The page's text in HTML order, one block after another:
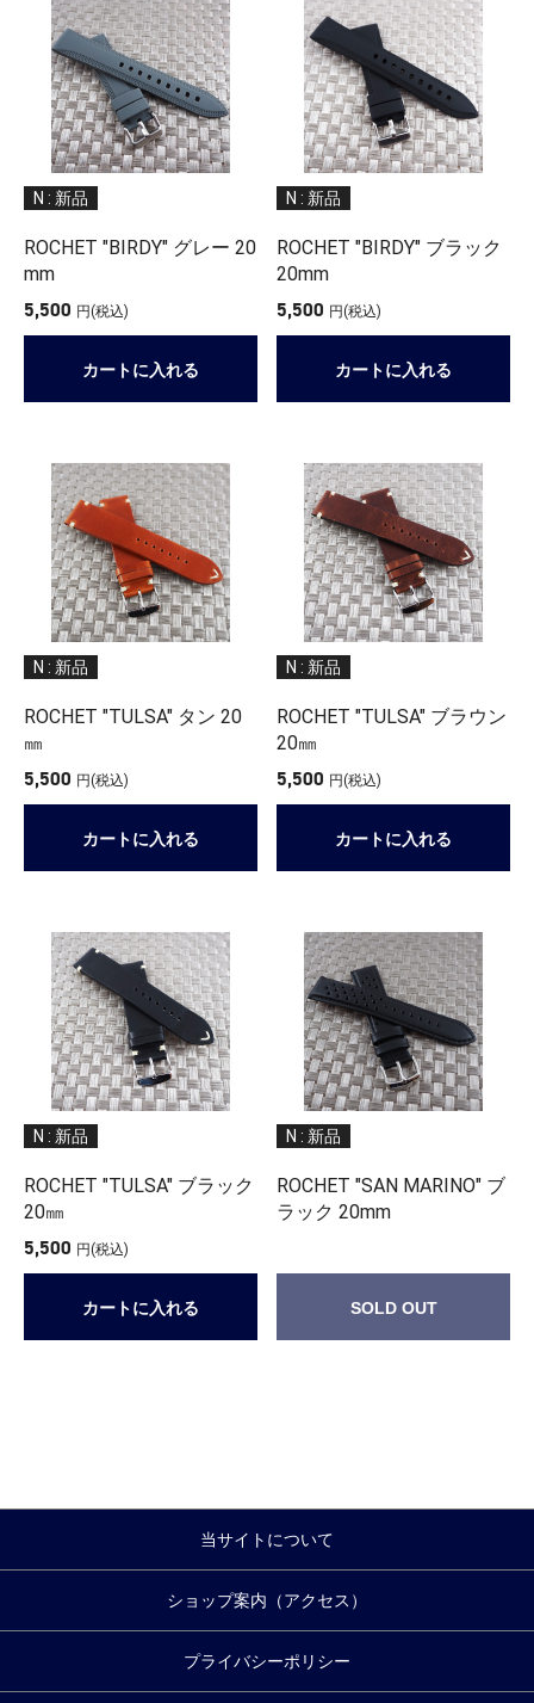
N : 新品
ROCHET "BIRDY" グレー 20
mm
5,500 円(税込)
カートに入れる
N : 新品
ROCHET "BIRDY" ブラック
20mm
5,500 円(税込)
カートに入れる
N : 新品
ROCHET "TULSA" タン 20
㎜
5,500 円(税込)
カートに入れる
N : 新品
ROCHET "TULSA" ブラウン
20㎜
5,500 円(税込)
カートに入れる
N : 新品
ROCHET "TULSA" ブラック
20㎜
5,500 円(税込)
カートに入れる
N : 新品
ROCHET "SAN MARINO" ブ
ラック 20mm
SOLD OUT
当サイトについて
ショップ案内（アクセス）
プライバシーポリシー